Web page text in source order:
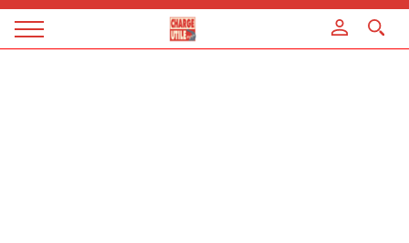
Magazine
Panneau de gestion des cookies